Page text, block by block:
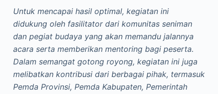
Untuk mencapai hasil optimal, kegiatan ini
didukung oleh fasilitator dari komunitas seniman
dan pegiat budaya yang akan memandu jalannya
acara serta memberikan mentoring bagi peserta.
Dalam semangat gotong royong, kegiatan ini juga
melibatkan kontribusi dari berbagai pihak, termasuk
Pemda Provinsi, Pemda Kabupaten, Pemerintah